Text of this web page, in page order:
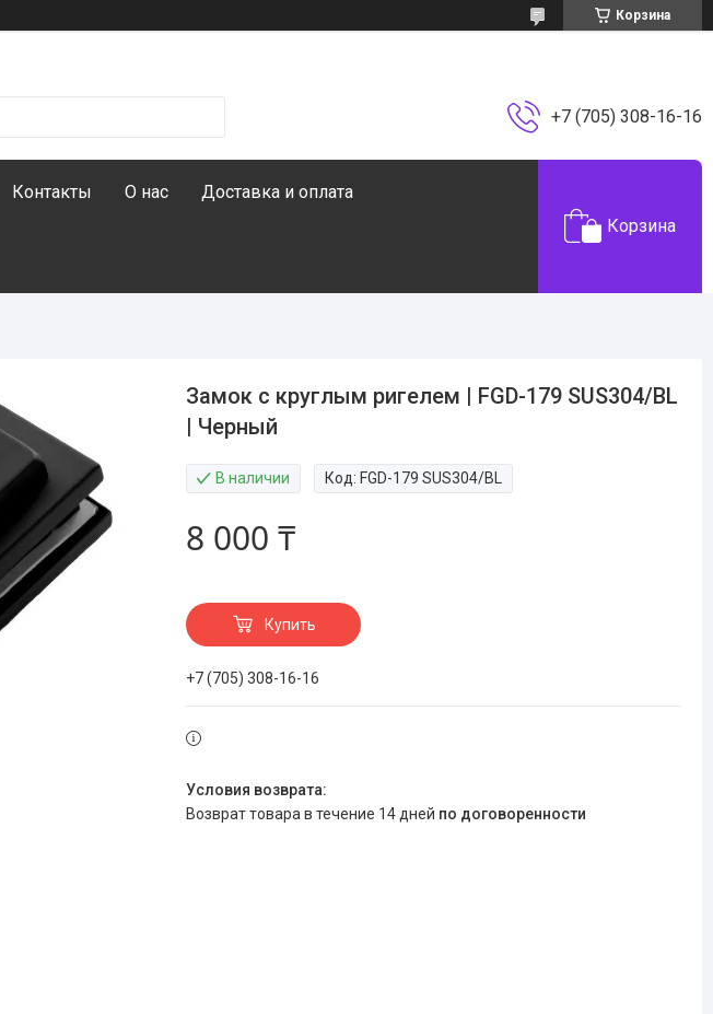
Корзина
+7 (705) 308-16-16
Контакты О нас Доставка и оплата
Корзина
Замок с круглым ригелем | FGD-179 SUS304/BL
| Черный
В наличии Код: FGD-179 SUS304/BL
8 000 ₸
Купить
+7 (705) 308-16-16
возврат товара в течение 14 дней по договоренности